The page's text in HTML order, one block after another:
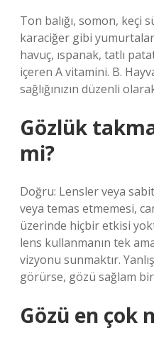
Ton balığı, somon, keçi
karaciğer gibi
havuç, ıspanak, tatlı
içeren A vitamini. B.
sağlığınızın düzenli
Gözlük
mi?
Doğru: Lensler veya
veya temas etmemesi,
üzerinde hiçbir etkisi
lens kullanmanın tek
vizyonu sunmaktır.
görürse, gözü sağlam
Gözü en çok